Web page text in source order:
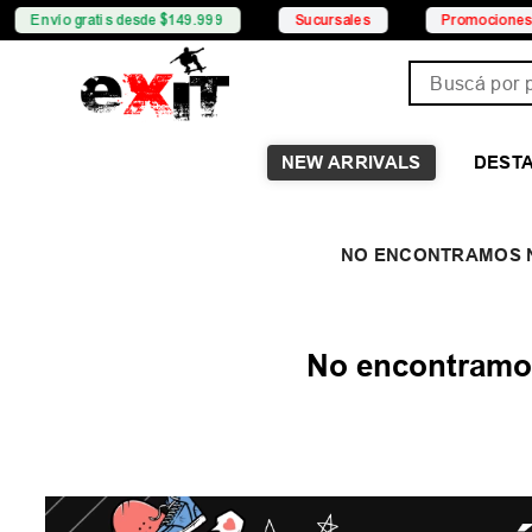
gratis desde $149.999 Sucursales Promociones
NEW ARRIVALS
No